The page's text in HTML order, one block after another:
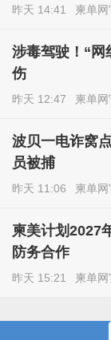
昨天 14:41 柬单
涉毒驾驶！“网
伤
昨天 12:47 柬单
波贝一电诈窝
员被捕
昨天 11:06 柬单
柬美计划2027
防务合作
昨天 15:21 柬单